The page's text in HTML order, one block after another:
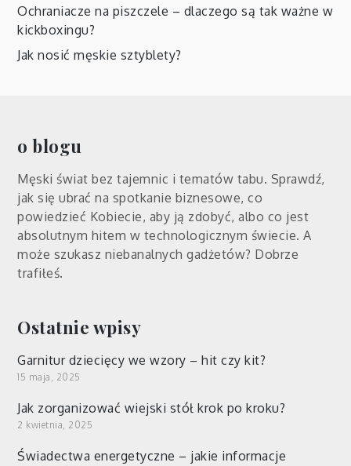
Ochraniacze na piszczele – dlaczego są tak ważne w
kickboxingu?
Jak nosić męskie sztyblety?
o blogu
Męski świat bez tajemnic i tematów tabu. Sprawdź,
jak się ubrać na spotkanie biznesowe, co
powiedzieć Kobiecie, aby ją zdobyć, albo co jest
absolutnym hitem w technologicznym świecie. A
może szukasz niebanalnych gadżetów? Dobrze
trafiłeś.
Ostatnie wpisy
Garnitur dziecięcy we wzory – hit czy kit?
15 maja, 2025
Jak zorganizować wiejski stół krok po kroku?
2 kwietnia, 2025
Świadectwa energetyczne – jakie informacje